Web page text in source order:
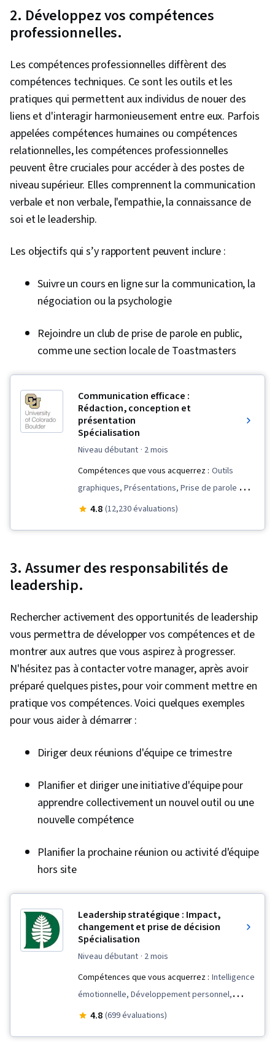
Flux de travail agentiques, Candidature au LLM,
Conception de solutions, Visualisation des
problèmes complexes, Outils d'ingénierie
rapide, Intelligence artificielle, Apprentissage
Ingénierie rapide, L'IA responsable, Ingénierie
contextuelle, Version du logiciel, Test de
scénario, Agents génératifs d'IA, Remue-
méninges, Automatisation des courriels,
Rédaction du procès-verbal de la réunion,
Rédaction commerciale, L'activation de l'IA,
Modélisation des grandes langues, Concision,
Présentation des données, Analyse des
2. Développez vos compétences
professionnelles.
Les compétences professionnelles diffèrent des
compétences techniques. Ce sont les outils et les
pratiques qui permettent aux individus de nouer des
liens et d'interagir harmonieusement entre eux. Parfois
appelées compétences humaines ou compétences
relationnelles, les compétences professionnelles
peuvent être cruciales pour accéder à des postes de
niveau supérieur. Elles comprennent la communication
verbale et non verbale, l'empathie, la connaissance de
soi et le leadership.
Les objectifs qui s’y rapportent peuvent inclure :
Suivre un cours en ligne sur la communication, la
négociation ou la psychologie
Rejoindre un club de prise de parole en public,
comme une section locale de Toastmasters
Communication efficace :
Rédaction, conception et
présentation
Spécialisation
niveau débutant · 2 mois
Compétences que vous acquerrez : Outils
graphiques, Présentations, Prise de parole en
public, Conception de la mise en page,
Compétences organisationnelles,
Compétences en matière de communication
conception graphique et visuelle, Conception
graphique, Examen par les pairs, Concision,
Conception, Conception visuelle, Conception du
projet, Récit de l'histoire, Communication,
Stratégies de communication, Présence des
cadres, Créativité, Communication stratégique
Le sang-froid, L'image de marque, Retour
professionnel, Grammaire, Structure
organisationnelle, Stratégie organisationnelle,
Typographie, Éléments et principes de
des couleurs, Logiciel de conception, Adobe
4.8 (12,230 évaluations)
3. Assumer des responsabilités de
leadership.
Rechercher activement des opportunités de leadership
vous permettra de développer vos compétences et de
montrer aux autres que vous aspirez à progresser.
N'hésitez pas à contacter votre manager, après avoir
préparé quelques pistes, pour voir comment mettre en
pratique vos compétences. Voici quelques exemples
pour vous aider à démarrer :
Diriger deux réunions d'équipe ce trimestre
Planifier et diriger une initiative d'équipe pour
apprendre collectivement un nouvel outil ou une
nouvelle compétence
Planifier la prochaine réunion ou activité d'équipe
hors site
Leadership stratégique : Impact,
changement et prise de décision
Spécialisation
niveau débutant · 2 mois
Compétences que vous acquerrez : Intelligence
émotionnelle, Développement personnel,
Collaboration, Curiosité, Gestion des talents,
4.8 (699 évaluations)